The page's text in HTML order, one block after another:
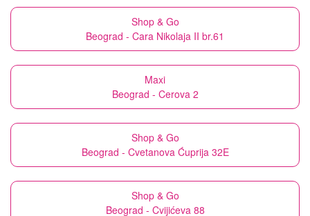
Shop & Go
Beograd - Cara Nikolaja II br.61
Maxi
Beograd - Cerova 2
Shop & Go
Beograd - Cvetanova Ćuprija 32E
Shop & Go
Beograd - Cvijićeva 88